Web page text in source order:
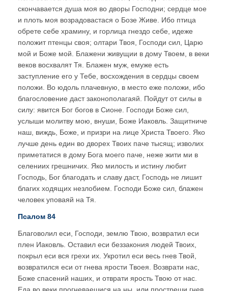
скончавается душа моя во дворы Господни; сердце мое
и плоть моя возрадовастася о Бозе Живе. Ибо птица
обрете себе храмину, и горлица гнездо себе, идеже
положит птенцы своя; олтари Твоя, Господи сил, Царю
мой и Боже мой. Блажени живущии в дому Твоем, в веки
веков восхвалят Тя. Блажен муж, емуже есть
заступление его у Тебе, восхождения в сердцы своем
положи. Во юдоль плачевную, в место еже положи, ибо
благословение даст законополагаяй. Пойдут от силы в
силу: явится Бог богов в Сионе. Господи Боже сил,
услыши молитву мою, внуши, Боже Иаковль. Защитниче
наш, виждь, Боже, и призри на лице Христа Твоего. Яко
лучше день един во дворех Твоих паче тысящ; изволих
приметатися в дому Бога моего паче, неже жити ми в
селениих грешничих. Яко милость и истину любит
Господь, Бог благодать и славу даст, Господь не лишит
благих ходящих незлобием. Господи Боже сил, блажен
человек уповаяй на Тя.
Псалом 84
Благоволил еси, Господи, землю Твою, возвратил еси
плен Иаковль. Оставил еси беззакония людей Твоих,
покрыл еси вся грехи их. Укротил еси весь гнев Твой,
возвратился еси от гнева ярости Твоея. Возврати нас,
Боже спасений наших, и отврати ярость Твою от нас.
Еда во веки прогневаешися на ны, или простреши гнев